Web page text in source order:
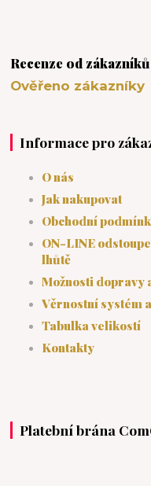
Recenze od
Ověřeno
Informace pro
O nás
Jak nakupovat
Obchodní
ON-LINE
lhůtě
Možnosti dopravy
Věrnostní systém
Tabulka velikostí
Kontakty
Platební brána